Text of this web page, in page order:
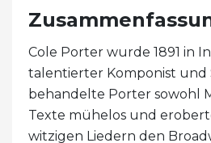
Cole Porter wurde 1891 in
talentierter Komponist und
behandelte Porter sowohl
Texte mühelos und
witzigen Liedern den